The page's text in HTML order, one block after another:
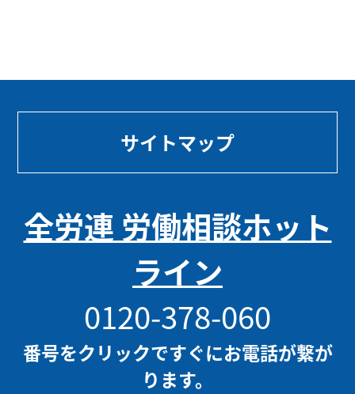
サイトマップ
全労連 労働相談ホット
ライン
0120-378-060
番号をクリックですぐにお電話が繋が
ります。